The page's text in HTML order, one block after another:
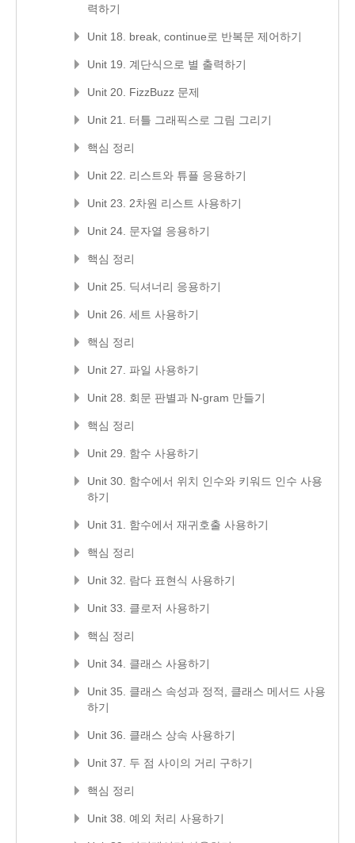
력하기
Unit 18. break, continue로 반복문 제어하기
Unit 19. 계단식으로 별 출력하기
Unit 20. FizzBuzz 문제
Unit 21. 터틀 그래픽스로 그림 그리기
핵심 정리
Unit 22. 리스트와 튜플 응용하기
Unit 23. 2차원 리스트 사용하기
Unit 24. 문자열 응용하기
핵심 정리
Unit 25. 딕셔너리 응용하기
Unit 26. 세트 사용하기
핵심 정리
Unit 27. 파일 사용하기
Unit 28. 회문 판별과 N-gram 만들기
핵심 정리
Unit 29. 함수 사용하기
Unit 30. 함수에서 위치 인수와 키워드 인수 사용
하기
Unit 31. 함수에서 재귀호출 사용하기
핵심 정리
Unit 32. 람다 표현식 사용하기
Unit 33. 클로저 사용하기
핵심 정리
Unit 34. 클래스 사용하기
Unit 35. 클래스 속성과 정적, 클래스 메서드 사용
하기
Unit 36. 클래스 상속 사용하기
Unit 37. 두 점 사이의 거리 구하기
핵심 정리
Unit 38. 예외 처리 사용하기